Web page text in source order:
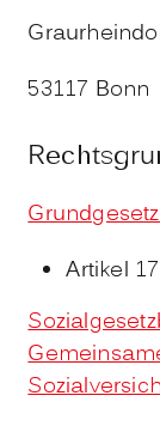
53117 Bonn
Artikel 17